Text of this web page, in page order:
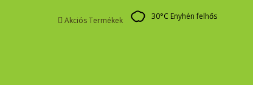
Akciós Termékek 30°C Enyhén felhős